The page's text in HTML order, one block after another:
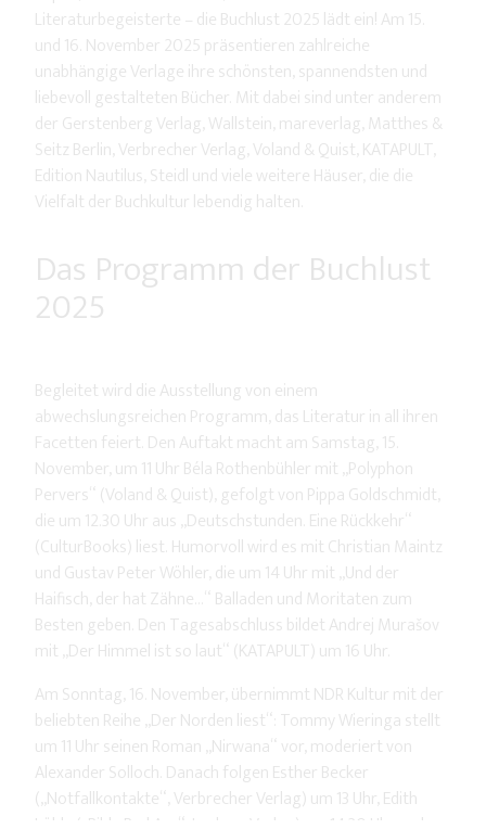
Literaturbegeisterte – die Buchlust 2025 lädt ein! Am 15.
und 16. November 2025 präsentieren zahlreiche
unabhängige Verlage ihre schönsten, spannendsten und
liebevoll gestalteten Bücher. Mit dabei sind unter anderem
der Gerstenberg Verlag, Wallstein, mareverlag, Matthes &
Seitz Berlin, Verbrecher Verlag, Voland & Quist, KATAPULT,
Edition Nautilus, Steidl und viele weitere Häuser, die die
Vielfalt der Buchkultur lebendig halten.
Das Programm der Buchlust
2025
Begleitet wird die Ausstellung von einem
abwechslungsreichen Programm, das Literatur in all ihren
Facetten feiert. Den Auftakt macht am Samstag, 15.
November, um 11 Uhr Béla Rothenbühler mit „Polyphon
Pervers“ (Voland & Quist), gefolgt von Pippa Goldschmidt,
die um 12.30 Uhr aus „Deutschstunden. Eine Rückkehr“
(CulturBooks) liest. Humorvoll wird es mit Christian Maintz
und Gustav Peter Wöhler, die um 14 Uhr mit „Und der
Haifisch, der hat Zähne…“ Balladen und Moritaten zum
Besten geben. Den Tagesabschluss bildet Andrej Murašov
mit „Der Himmel ist so laut“ (KATAPULT) um 16 Uhr.
Am Sonntag, 16. November, übernimmt NDR Kultur mit der
beliebten Reihe „Der Norden liest“: Tommy Wieringa stellt
um 11 Uhr seinen Roman „Nirwana“ vor, moderiert von
Alexander Solloch. Danach folgen Esther Becker
(„Notfallkontakte“, Verbrecher Verlag) um 13 Uhr, Edith